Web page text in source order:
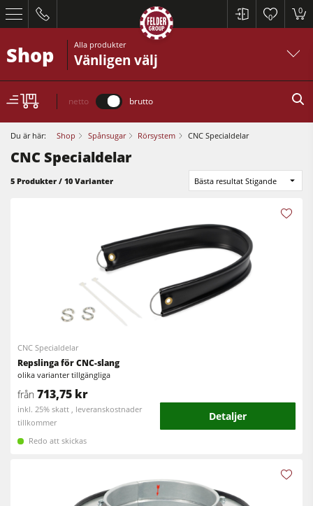
0
0
Cirkelsåg/Fräs
5-funktions kombimaskin
CNC fräsar
Kantlistmaskiner
Bredbandslipmaskiner
Bredband- & kantslipmaskin
Borst- och borstslipmaskiner
Bandsågar
Vägg- och ­plattuppdelningssåg
Cirkelsågar och justersågar
Rikt- och planhyvlar
Bordsfräsar
Kombimaskiner
Kantlistmaskiner
Slipmaskiner
Bandsågar
Shop Alla produkter
Vänligen välj
netto brutto
Du är här: Shop Spånsugar Rörsystem CNC Specialdelar
CNC Specialdelar
5 Produkter / 10 Varianter Bästa resultat Stigande
CNC Specialdelar
Repslinga för CNC-slang
olika varianter tillgängliga
från 713,75 kr
inkl. 25% skatt , leveranskostnader
tillkommer
Detaljer
Redo att skickas